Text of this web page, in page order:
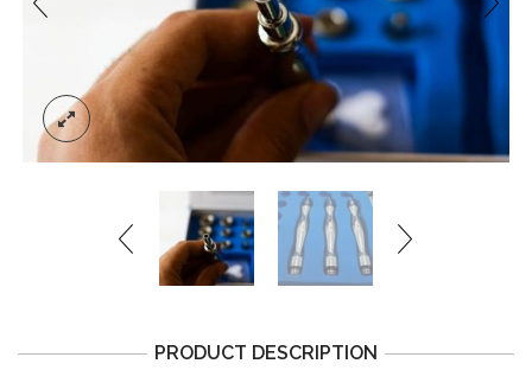
PRODUCT DESCRIPTION